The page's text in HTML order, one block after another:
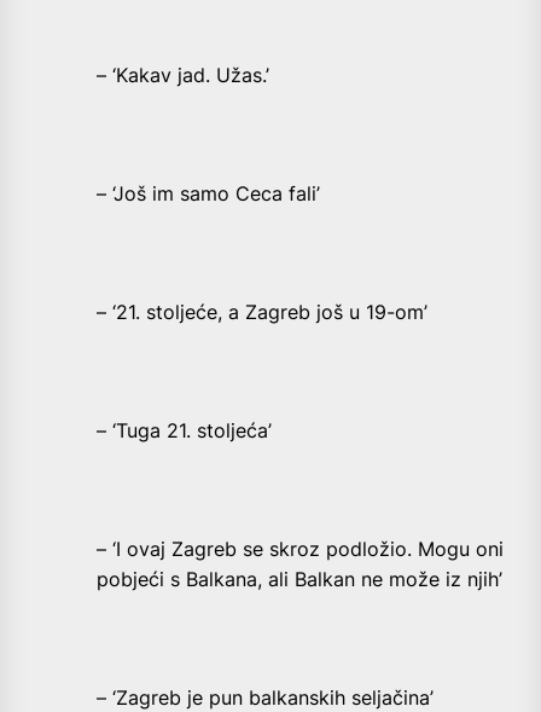
– ‘Kakav jad. Užas.’
– ‘Još im samo Ceca fali’
– ‘21. stoljeće, a Zagreb još u 19-om’
– ‘Tuga 21. stoljeća’
– ‘I ovaj Zagreb se skroz podložio. Mogu oni
pobjeći s Balkana, ali Balkan ne može iz njih’
– ‘Zagreb je pun balkanskih seljačina’